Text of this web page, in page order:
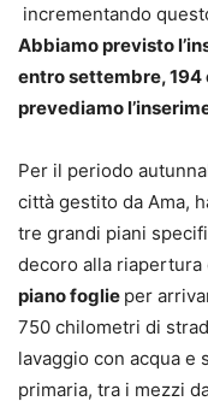
incrementando
Abbiamo previsto
entro settembre, 194
prevediamo
Per il periodo
città gestito da Ama,
tre grandi piani
decoro alla
piano foglie per
750 chilometri di
lavaggio con acqua e
primaria, tra i mezzi